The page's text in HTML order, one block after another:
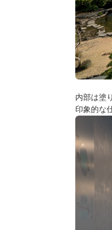
内部は塗
印象的な